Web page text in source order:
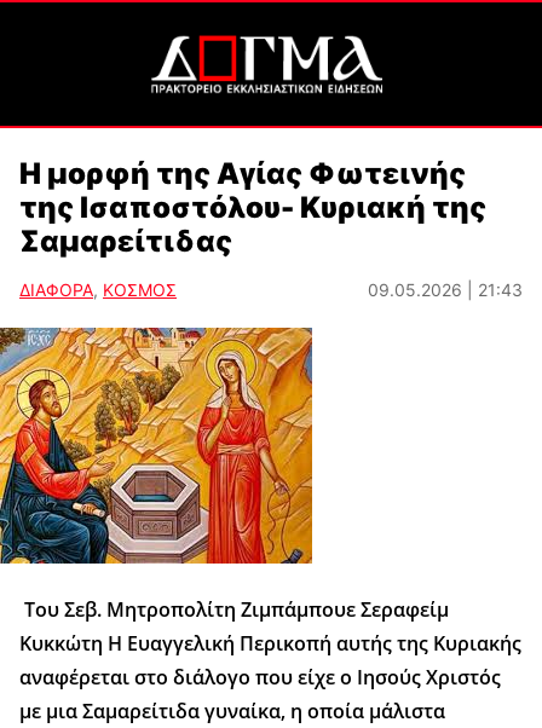
Η μορφή της Αγίας Φωτεινής
της Ισαποστόλου- Κυριακή της
Σαμαρείτιδας
ΔΙΑΦΟΡΑ, ΚΟΣΜΟΣ 09.05.2026 | 21:43
Του Σεβ. Μητροπολίτη Ζιμπάμπουε Σεραφείμ
Κυκκώτη Η Ευαγγελική Περικοπή αυτής της Κυριακής
αναφέρεται στο διάλογο που είχε ο Ιησούς Χριστός
με μια Σαμαρείτιδα γυναίκα, η οποία μάλιστα